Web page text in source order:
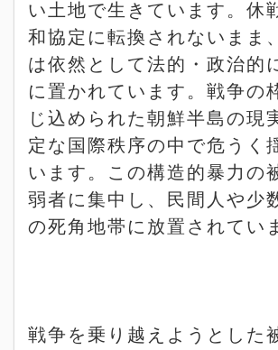
い土地で生きています。休
和協定に転換されないまま
は依然として法的・政治的
に置かれています。戦争の
じ込められた朝鮮半島の現
定な国際秩序の中で危うく
います。この構造的暴力の
弱者に集中し、民間人や少
の死角地帯に放置されてい
戦争を乗り越えようとした